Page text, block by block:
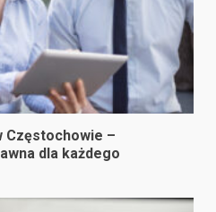
Częstochowie –
dla każdego